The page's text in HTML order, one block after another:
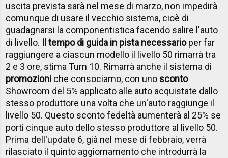
uscita prevista sarà nel mese di marzo, non impedirà
comunque di usare il vecchio sistema, cioè di
guadagnarsi la componentistica facendo salire l'auto
di livello. Il tempo di guida in pista necessarioper far
raggiungere a ciascun modello il livello 50 rimarrà tra
2 e 3 ore, stima Turn 10. Rimarrà anche il sistema di
promozioni che consociamo, con uno sconto
Showroom del 5% applicato alle auto acquistate dallo
stesso produttore una volta che un'auto raggiunge il
livello 50. Questo sconto fedeltà aumenterà al 25% se
porti cinque auto dello stesso produttore al livello 50.
Prima dell'update 6, già nel mese di febbraio, verrà
rilasciato il quinto aggiornamento che introdurrà la